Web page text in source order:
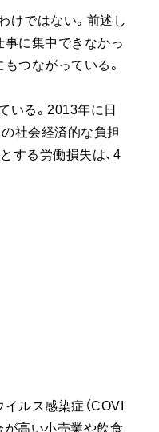
けではない。前述し
事に集中できなかっ
つながっている。
いる。2013年に日
社会経済的な負担
する労働損失は、4
ルス感染症（COVI
が高い小売業や飲食